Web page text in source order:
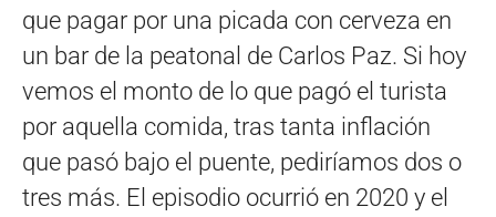
que pagar por una picada con cerveza en
un bar de la peatonal de Carlos Paz. Si hoy
vemos el monto de lo que pagó el turista
por aquella comida, tras tanta inflación
que pasó bajo el puente, pediríamos dos o
tres más. El episodio ocurrió en 2020 y el